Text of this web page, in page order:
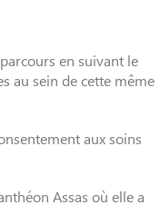
en suivant le
au sein de cette même
aux soins
Assas où elle a